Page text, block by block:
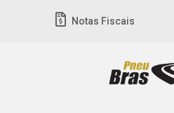
Notas Fiscais